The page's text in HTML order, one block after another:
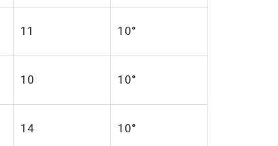
11 10°
10 10°
14 10°